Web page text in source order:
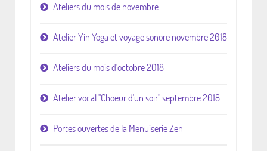
Ateliers du mois de novembre
Atelier Yin Yoga et voyage sonore novembre 2018
Ateliers du mois d'octobre 2018
Atelier vocal "Choeur d'un soir" septembre 2018
Portes ouvertes de la Menuiserie Zen